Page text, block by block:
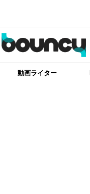
動画ライター